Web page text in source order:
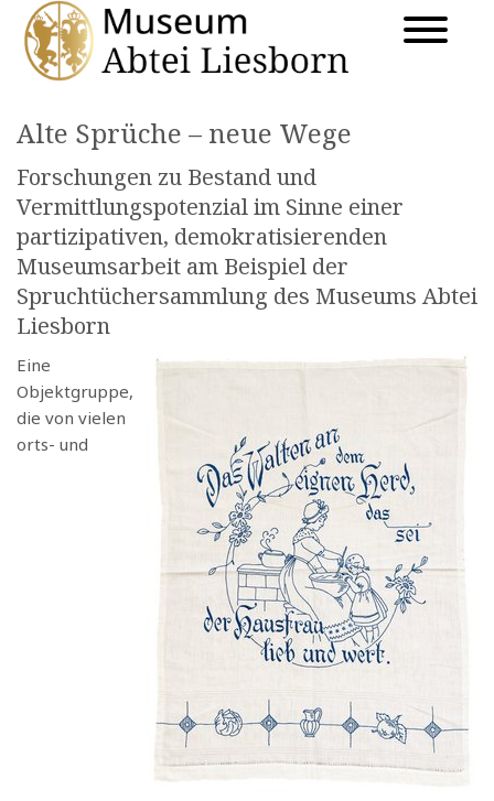
Alte Sprüche – neue Wege
Forschungen zu Bestand und
Vermittlungspotenzial im Sinne einer
partizipativen, demokratisierenden
Museumsarbeit am Beispiel der
Spruchtüchersammlung des Museums Abtei
Liesborn
Eine
Objektgruppe,
die von vielen
orts- und